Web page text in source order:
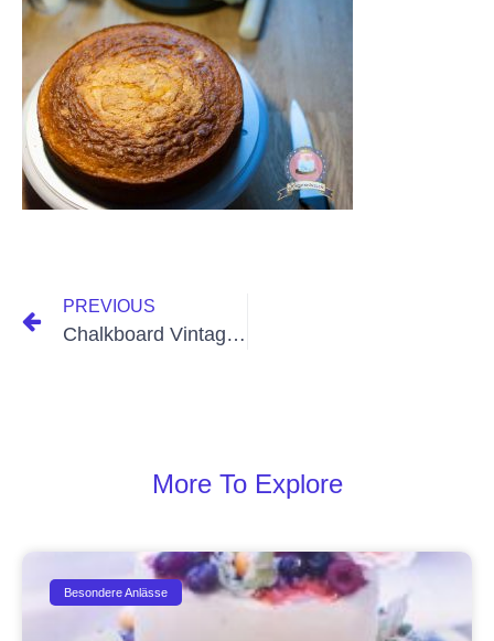
PREVIOUS
Chalkboard Vintage Wedding
More To Explore
Besondere Anlässe